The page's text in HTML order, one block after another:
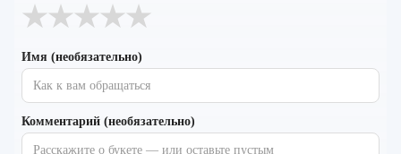
★
★
★
★
★
Имя (необязательно)
Комментарий (необязательно)